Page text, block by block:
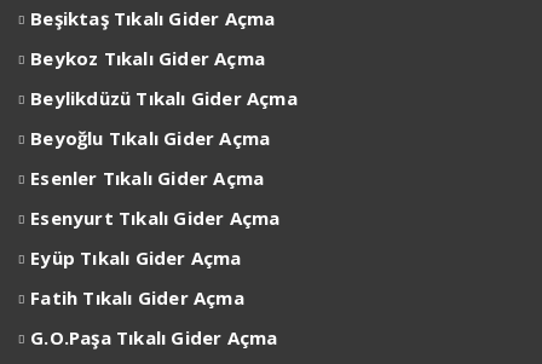
Beşiktaş Tıkalı Gider Açma
Beykoz Tıkalı Gider Açma
Beylikdüzü Tıkalı Gider Açma
Beyoğlu Tıkalı Gider Açma
Esenler Tıkalı Gider Açma
Esenyurt Tıkalı Gider Açma
Eyüp Tıkalı Gider Açma
Fatih Tıkalı Gider Açma
G.O.Paşa Tıkalı Gider Açma